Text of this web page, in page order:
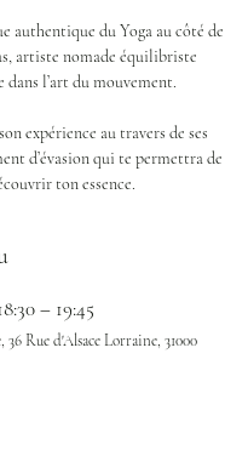
authentique du Yoga au côté de
artiste nomade équilibriste
dans l’art du mouvement.
expérience au travers de ses
d’évasion qui te permettra de
ton essence.
– 19:45
36 Rue d'Alsace Lorraine, 31000